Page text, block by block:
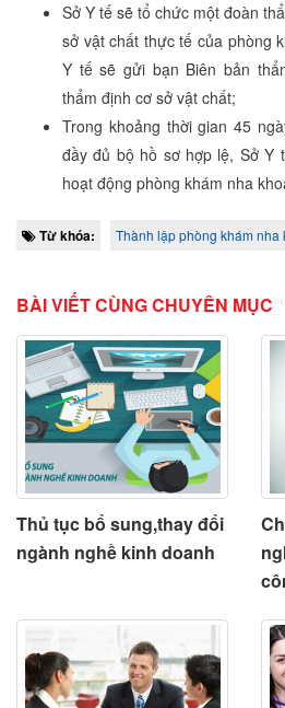
Sở Y tế sẽ tổ chức một đoàn
sở vật chất thực tế của phòng
Y tế sẽ gửi bạn Biên bản
thẩm định cơ sở vật chất;
Trong khoảng thời gian 45
đầy đủ bộ hồ sơ hợp lệ, Sở Y
hoạt động phòng khám nha
Từ khóa: Thành lập phòng khám nha
BÀI VIẾT CÙNG CHUYÊN MỤC
Thủ tục bổ sung,thay đổi
ngành nghề kinh doanh